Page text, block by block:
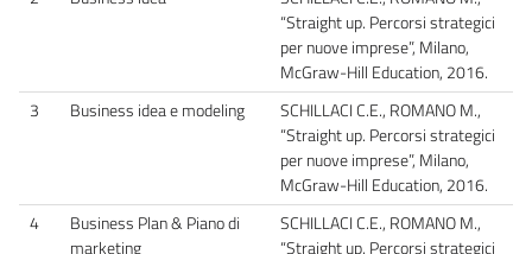
“Straight up. Percorsi strategici
per nuove imprese”, Milano,
McGraw-Hill Education, 2016.
3
Business idea e modeling
SCHILLACI C.E., ROMANO M.,
“Straight up. Percorsi strategici
per nuove imprese”, Milano,
McGraw-Hill Education, 2016.
4
Business Plan & Piano di
marketing
SCHILLACI C.E., ROMANO M.,
“Straight up. Percorsi strategici